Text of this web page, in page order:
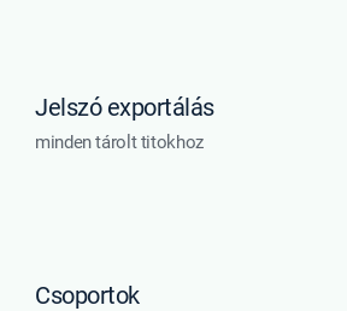
Jelszó exportálás
minden tárolt titokhoz
Csoportok